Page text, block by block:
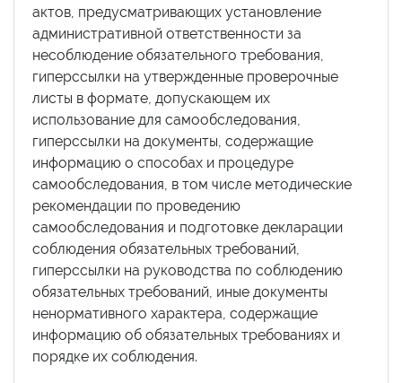
актов, предусматривающих установление
административной ответственности за
несоблюдение обязательного требования,
гиперссылки на утвержденные проверочные
листы в формате, допускающем их
использование для самообследования,
гиперссылки на документы, содержащие
информацию о способах и процедуре
самообследования, в том числе методические
рекомендации по проведению
самообследования и подготовке декларации
соблюдения обязательных требований,
гиперссылки на руководства по соблюдению
обязательных требований, иные документы
ненормативного характера, содержащие
информацию об обязательных требованиях и
порядке их соблюдения.